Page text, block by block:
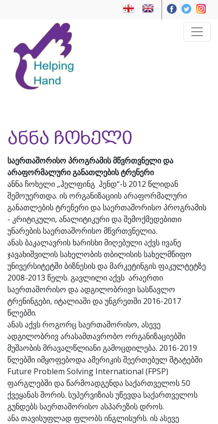
ანნა ჩოხელი
საერთაშორისო პროგრამის მწვრთვნელი და
არაფორმალური განათლების ტრენერი
ანნა ჩოხელი „ჰელფინგ ჰენდ“-ს 2012 წლიდან
შემოუერთდა. ის ორგანიზაციის არაფორმალური
განათლების ტრენერი და საერთაშორისო პროგრამის
- კრიტიკული, ანალიტიკური და შემოქმედებითი
უნარების საერთაშორისო მწვრთვნელია.
ანას ბაკალავრის ხარისხი მიღებული აქვს ივანე
ჯავახიშვილის სახელობის თბილისის სახელმწიფო
უნივერსიტეტში ბიზნესის და მარკეტინგის ფაკულტეტზე
2008-2013 წელს. გავლილი აქვს არაერთი
საერთაშორისო და ადგილობრივი სასწავლო
ტრენინგები, იტალიაში და უნგრეთში 2016-2017
წლებში.
ანას აქვს როგორც საერთაშორისო, ასევე
ადგილობრივ არასამთავრობო ორგანიზაციებში
მუშაობის მრავალწლიანი გამოცდილება. 2016-2019
წლებში იმყოფებოდა ამერიკის შეერთებულ შტატებში
Future Problem Solving International (FPSP)
ფარგლებში და წარმოადგენდა საქართველოს 50
ქვეყანას შორის. სუპერვიზიას უწევდა საქართველოს
გუნდებს საერთაშორისო ასპარეზის დროს.
ანა თავისუფლად ფლობს ინგლისურს. ის ასევე